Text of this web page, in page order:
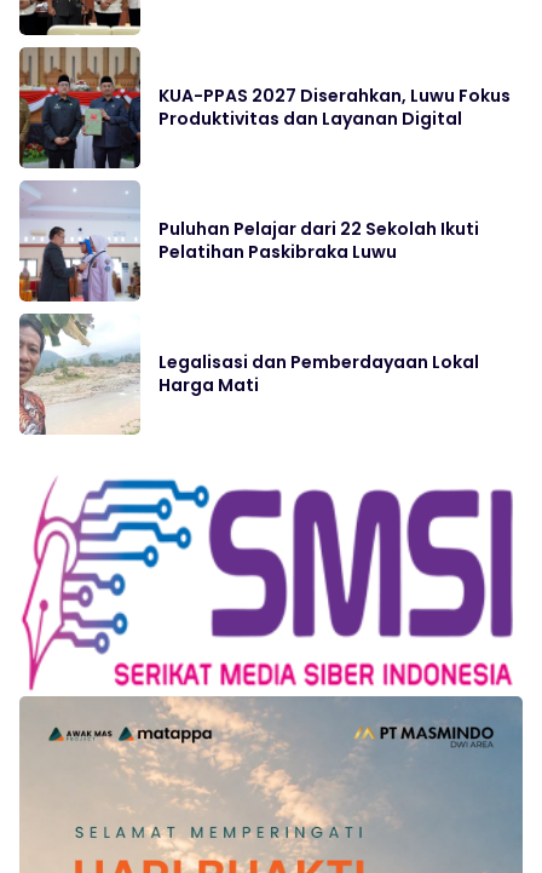
KUA-PPAS 2027 Diserahkan, Luwu Fokus
Produktivitas dan Layanan Digital
Puluhan Pelajar dari 22 Sekolah Ikuti
Pelatihan Paskibraka Luwu
Legalisasi dan Pemberdayaan Lokal
Harga Mati